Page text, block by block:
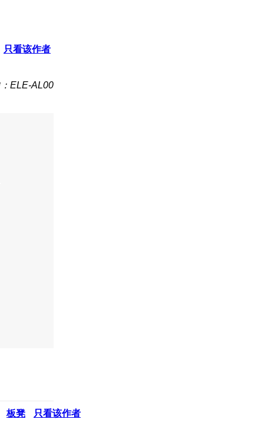
只看该作者
ELE-AL00
板凳 只看该作者